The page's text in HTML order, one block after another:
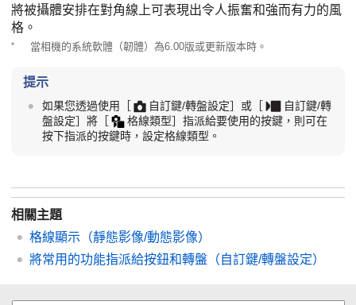
將被攝體安排在對角線上可表現出令人振奮和強而有力的風
格。
* 當相機的系統軟體（韌體）為6.00版或更新版本時。
提示
如果您透過使用 自訂鍵/轉盤設定］ 或
自訂鍵/轉
盤設定］ 將［ 格線類型］指派給要使用的按鍵，則可在
按下指派的按鍵時，設定格線類型。
相關主題
格線顯示 （靜態影像/動態影像）
將常用的功能指派給按鈕和轉盤（自訂鍵/轉盤設定）